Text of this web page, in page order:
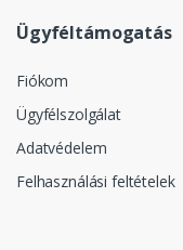
Ügyféltámogatás
Fiókom
Ügyfélszolgálat
Adatvédelem
Felhasználási feltételek